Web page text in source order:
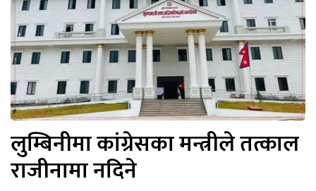
लुम्बिनीमा कांग्रेसका मन्त्रीले तत्काल
राजीनामा नदिने